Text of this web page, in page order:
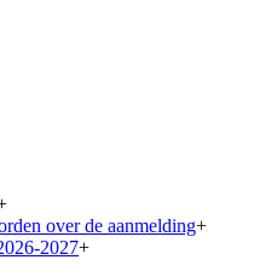
over de aanmelding+
2027+